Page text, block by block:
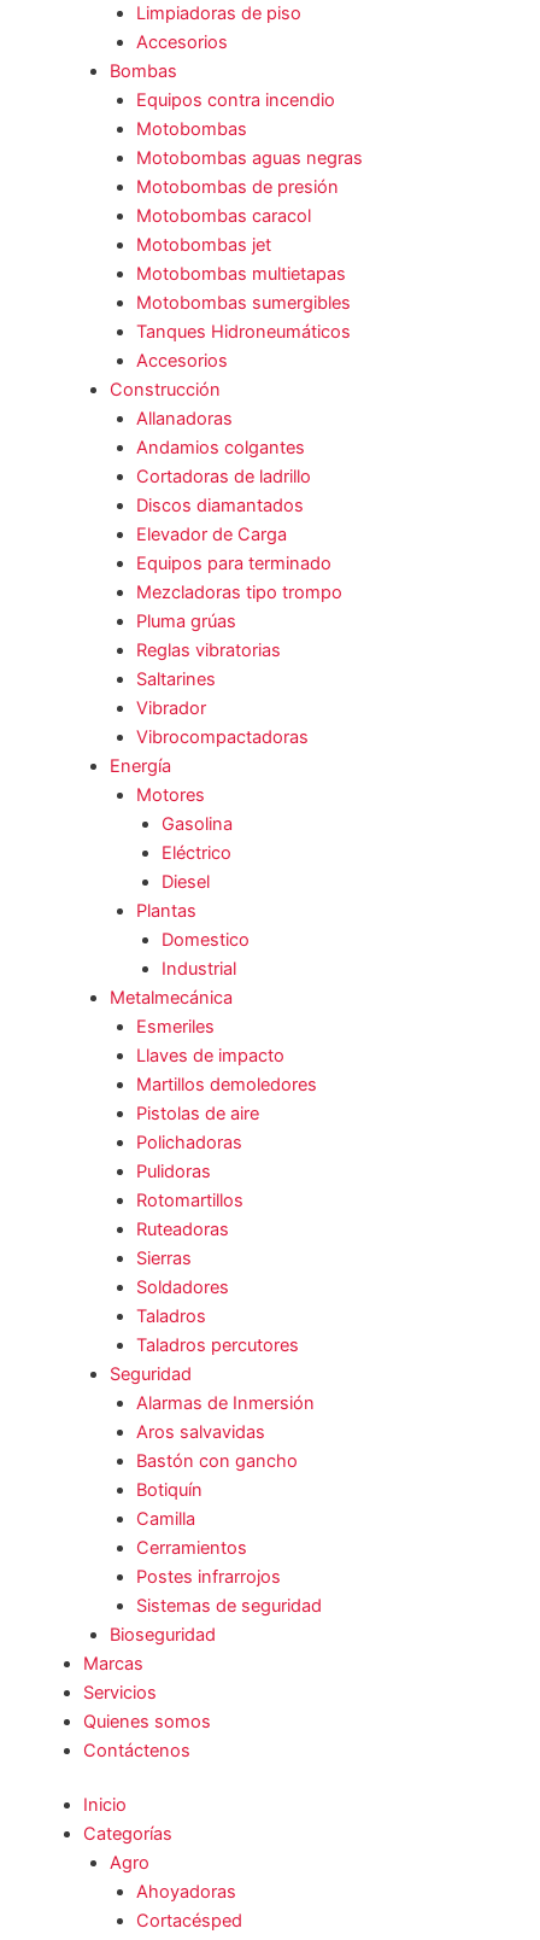
Limpiadoras de piso
Accesorios
Bombas
Equipos contra incendio
Motobombas
Motobombas aguas negras
Motobombas de presión
Motobombas caracol
Motobombas jet
Motobombas multietapas
Motobombas sumergibles
Tanques Hidroneumáticos
Accesorios
Construcción
Allanadoras
Andamios colgantes
Cortadoras de ladrillo
Discos diamantados
Elevador de Carga
Equipos para terminado
Mezcladoras tipo trompo
Pluma grúas
Reglas vibratorias
Saltarines
Vibrador
Vibrocompactadoras
Energía
Motores
Gasolina
Eléctrico
Diesel
Plantas
Domestico
Industrial
Metalmecánica
Esmeriles
Llaves de impacto
Martillos demoledores
Pistolas de aire
Polichadoras
Pulidoras
Rotomartillos
Ruteadoras
Sierras
Soldadores
Taladros
Taladros percutores
Seguridad
Alarmas de Inmersión
Aros salvavidas
Bastón con gancho
Botiquín
Camilla
Cerramientos
Postes infrarrojos
Sistemas de seguridad
Bioseguridad
Marcas
Servicios
Quienes somos
Contáctenos
Inicio
Categorías
Agro
Ahoyadoras
Cortacésped